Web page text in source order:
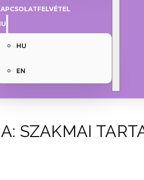
HU
EN
SZAKMAI